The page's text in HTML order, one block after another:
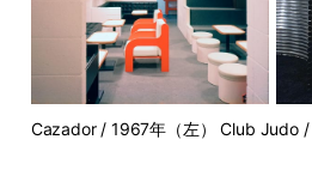
Cazador / 1967年（左） Club Judo /